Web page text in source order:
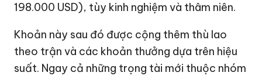
198.000 USD), tùy kinh nghiệm và thâm niên.
Khoản này sau đó được cộng thêm thù lao
theo trận và các khoản thưởng dựa trên hiệu
suất. Ngay cả những trọng tài mới thuộc nhóm